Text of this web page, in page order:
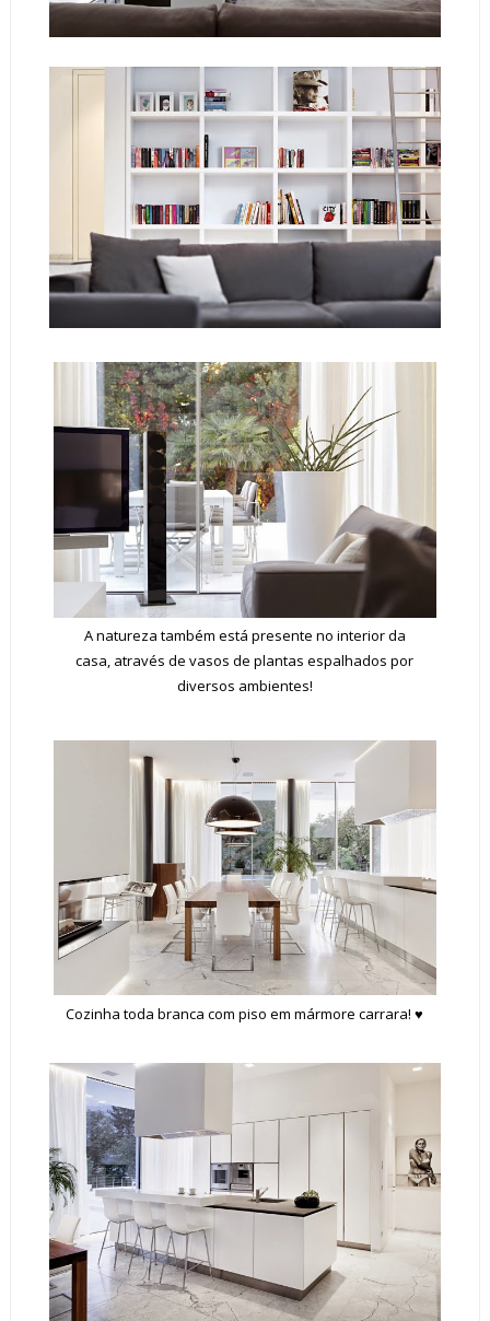
A natureza também está presente no interior da
casa, através de vasos de plantas espalhados por
diversos ambientes!
Cozinha toda branca com piso em mármore carrara! ♥